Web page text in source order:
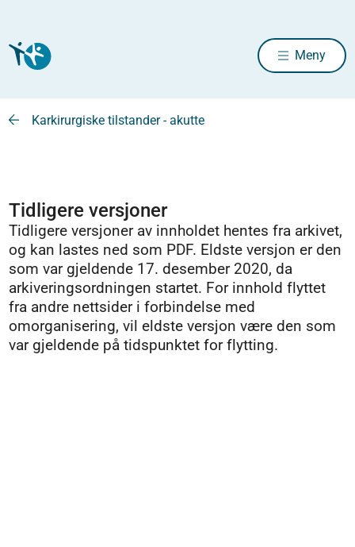
Meny
Karkirurgiske tilstander - akutte
Tidligere versjoner
Tidligere versjoner av innholdet hentes fra arkivet,
og kan lastes ned som PDF. Eldste versjon er den
som var gjeldende 17. desember 2020, da
arkiveringsordningen startet. For innhold flyttet
fra andre nettsider i forbindelse med
omorganisering, vil eldste versjon være den som
var gjeldende på tidspunktet for flytting.